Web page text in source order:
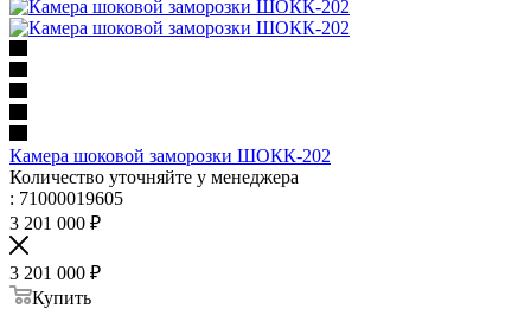
Камера шоковой заморозки ШОКК-202
Количество уточняйте у менеджера
: 71000019605
3 201 000 ₽
3 201 000 ₽
Купить